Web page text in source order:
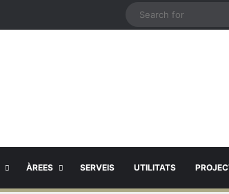
ÀREES SERVEIS UTILITATS